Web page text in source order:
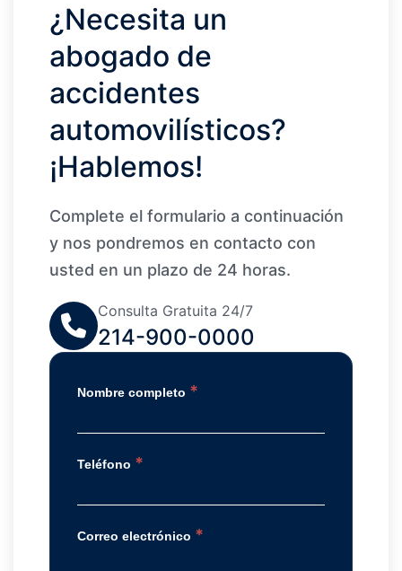
¿Necesita un
abogado de
accidentes
automovilísticos?
¡Hablemos!
Complete el formulario a continuación
y nos pondremos en contacto con
usted en un plazo de 24 horas.
Consulta Gratuita 24/7
214-900-0000
Nombre completo *
Teléfono *
Correo electrónico *